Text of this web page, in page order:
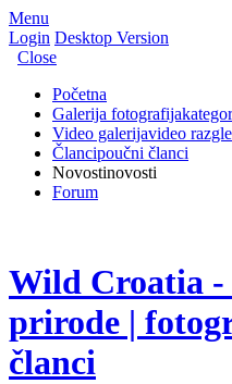
Menu
Login Desktop Version
Close
Početna
Galerija fotografija
Video galerijavideo
Člancipoučni članci
Novostinovosti
Forum
Wild Croatia
prirode |
članci